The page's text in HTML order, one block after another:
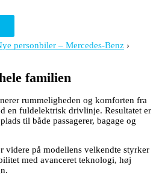
personbiler – Mercedes-Benz ›
familien
rummeligheden og komforten fra
en fuldelektrisk drivlinje. Resultatet er
til både passagerer, bagage og
videre på modellens velkendte styrker
med avanceret teknologi, høj